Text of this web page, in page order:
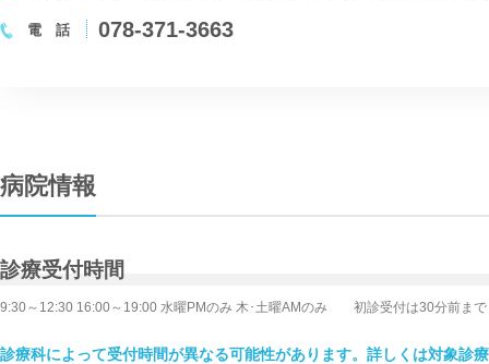
電 話 078-371-3663
病院情報
診療受付時間
9:30～12:30 16:00～19:00 水曜PMのみ 木･土曜AMのみ 初診受付は30分
診療科によって受付時間が異なる可能性があります。詳しくは対象診